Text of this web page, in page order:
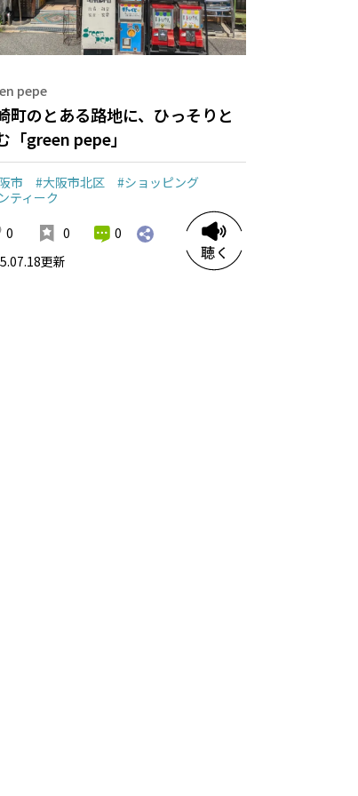
pepe
町のとある路地に、ひっそりと
「green pepe」
市 #大阪市北区
#ショッピング
ティーク
0 0
0
更新